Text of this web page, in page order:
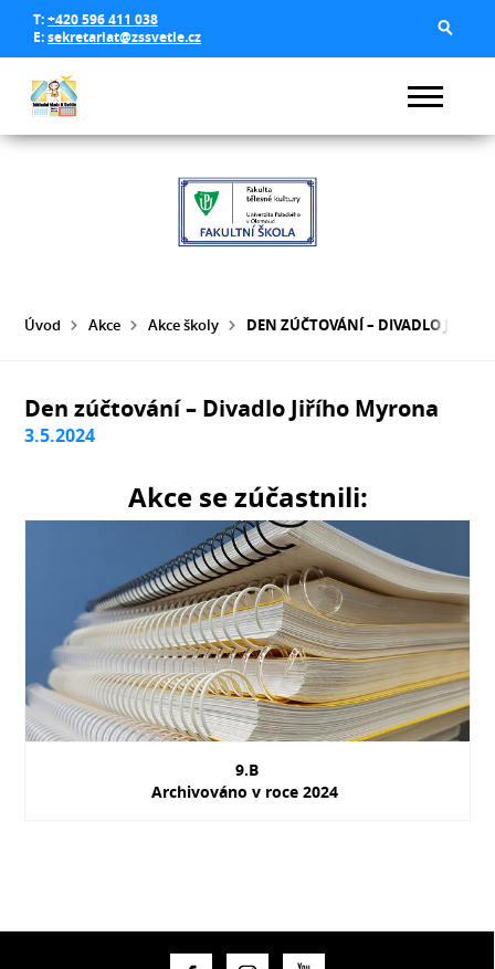
T:+420 596 411 038
E:sekretariat@zssvetle.cz
Úvod Akce Akce školy DEN ZÚČTOVÁNÍ – DIVADLO
Den zúčtování – Divadlo Jiřího Myrona
3.5.2024
Akce se zúčastnili:
9.B
Archivováno v roce 2024